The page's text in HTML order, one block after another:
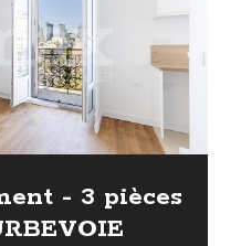
- 3 pièces